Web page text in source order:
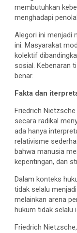
membutuhkan
menghadapi
Alegori ini menjadi
ini. Masyarakat
kolektif
sosial. Kebenaran
benar.
Fakta dan
Friedrich Nietzsche
secara radikal
ada hanya
relativisme
bahwa manusia
kepentingan, dan
Dalam konteks
tidak selalu
melainkan arena
hukum tidak selalu
Friedrich